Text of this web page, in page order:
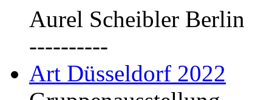
Aurel Scheibler Berlin
----------
Art Düsseldorf 2022